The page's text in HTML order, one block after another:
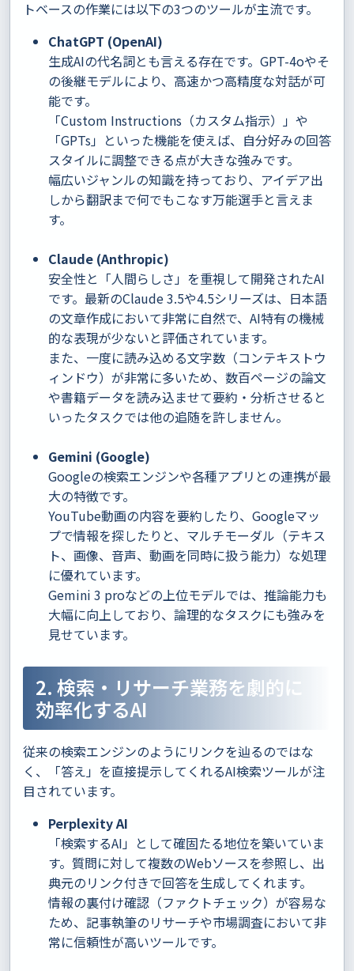
トベースの作業には以下の3つのツールが主流です。
ChatGPT (OpenAI)
生成AIの代名詞とも言える存在です。GPT-4oやそ
の後継モデルにより、高速かつ高精度な対話が可
能です。
「Custom Instructions（カスタム指示）」や
「GPTs」といった機能を使えば、自分好みの回答
スタイルに調整できる点が大きな強みです。
幅広いジャンルの知識を持っており、アイデア出
しから翻訳まで何でもこなす万能選手と言えま
す。
Claude (Anthropic)
安全性と「人間らしさ」を重視して開発されたAI
です。最新のClaude 3.5や4.5シリーズは、日本語
の文章作成において非常に自然で、AI特有の機械
的な表現が少ないと評価されています。
また、一度に読み込める文字数（コンテキストウ
ィンドウ）が非常に多いため、数百ページの論文
や書籍データを読み込ませて要約・分析させると
いったタスクでは他の追随を許しません。
Gemini (Google)
Googleの検索エンジンや各種アプリとの連携が最
大の特徴です。
YouTube動画の内容を要約したり、Googleマッ
プで情報を探したりと、マルチモーダル（テキス
ト、画像、音声、動画を同時に扱う能力）な処理
に優れています。
Gemini 3 proなどの上位モデルでは、推論能力も
大幅に向上しており、論理的なタスクにも強みを
見せています。
2. 検索・リサーチ業務を劇的に
効率化するAI
従来の検索エンジンのようにリンクを辿るのではな
く、「答え」を直接提示してくれるAI検索ツールが注
目されています。
Perplexity AI
「検索するAI」として確固たる地位を築いていま
す。質問に対して複数のWebソースを参照し、出
典元のリンク付きで回答を生成してくれます。
情報の裏付け確認（ファクトチェック）が容易な
ため、記事執筆のリサーチや市場調査において非
常に信頼性が高いツールです。